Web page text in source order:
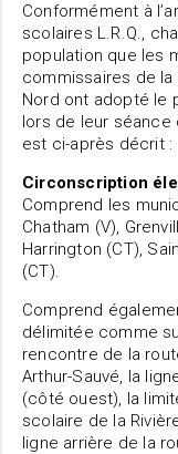
Conformément à
scolaires L.R.Q.,
population que les
commissaires de la
Nord ont adopté le
lors de leur séance
est ci-après décrit :
Circonscription
Comprend les
Chatham (V),
Harrington (CT),
(CT).
Comprend
délimitée comme
rencontre de la
Arthur-Sauvé, la
(côté ouest), la
scolaire de la
ligne arrière de la